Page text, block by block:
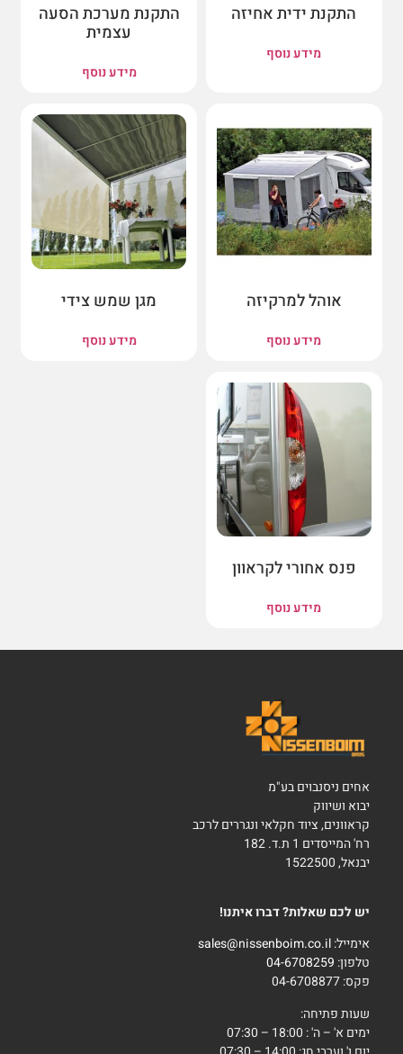
התקנת ידית אחיזה
מידע נוסף
התקנת מערכת הסעה
עצמית
מידע נוסף
אוהל למרקיזה
מידע נוסף
מגן שמש צידי
מידע נוסף
פנס אחורי לקראוון
מידע נוסף
אחים ניסנבוים בע"מ
יבוא ושיווק
קראוונים, ציוד חקלאי ונגררים לרכב
רח' המייסדים 1 ת.ד. 182
יבנאל, 1522500
יש לכם שאלות? דברו איתנו!
אימייל:sales@nissenboim.co.il
טלפון: 04-6708259
פקס: 04-6708877
שעות פתיחה:
ימים א' – ה' : 18:00 – 07:30